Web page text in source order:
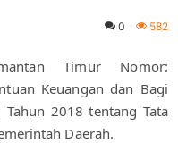
0 582
Timur Nomor:
Keuangan dan Bagi
2018 tentang Tata
Daerah.